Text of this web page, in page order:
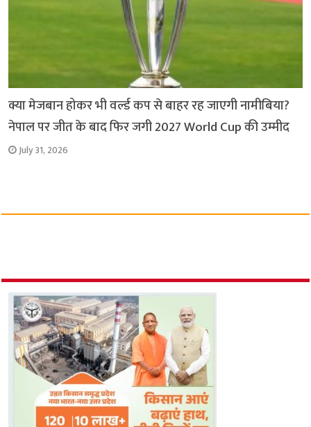
क्या मेजबान होकर भी वर्ल्ड कप से बाहर रह जाएगी नामीबिया?
नेपाल पर जीत के बाद फिर जगी 2027 World Cup की उम्मीद
July 31, 2026